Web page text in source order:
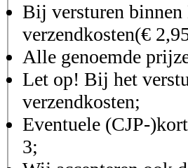
Bij versturen binnen
verzendkosten(€
Alle genoemde
Let op! Bij het
verzendkosten;
Eventuele (CJP-
3;